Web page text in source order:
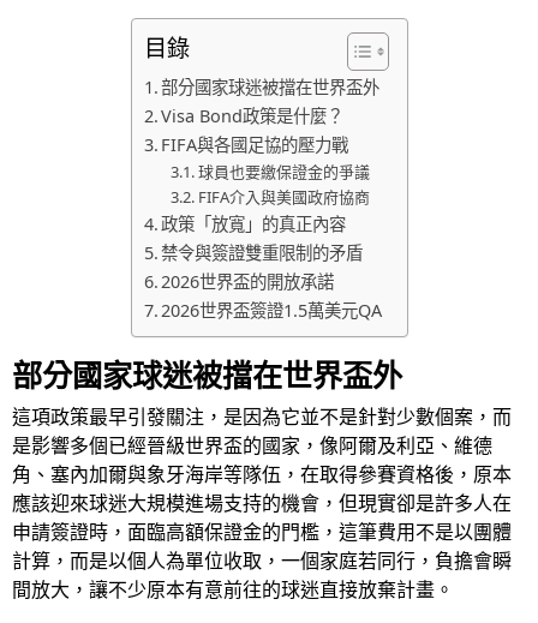
目錄
部分國家球迷被擋在世界盃外
Visa Bond政策是什麼？
FIFA與各國足協的壓力戰
球員也要繳保證金的爭議
FIFA介入與美國政府協商
政策「放寬」的真正內容
禁令與簽證雙重限制的矛盾
2026世界盃的開放承諾
2026世界盃簽證1.5萬美元QA
部分國家球迷被擋在世界盃外
這項政策最早引發關注，是因為它並不是針對少數個案，而
是影響多個已經晉級世界盃的國家，像阿爾及利亞、維德
角、塞內加爾與象牙海岸等隊伍，在取得參賽資格後，原本
應該迎來球迷大規模進場支持的機會，但現實卻是許多人在
申請簽證時，面臨高額保證金的門檻，這筆費用不是以團體
計算，而是以個人為單位收取，一個家庭若同行，負擔會瞬
間放大，讓不少原本有意前往的球迷直接放棄計畫。